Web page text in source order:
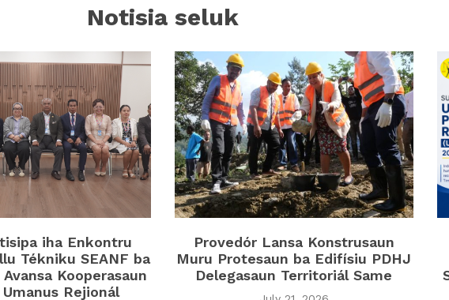
Notisia seluk
iha Enkontru
Tékniku SEANF ba
Kooperasaun
Rejionál
Provedór Lansa Konstrusaun
Muru Protesaun ba Edifísiu PDHJ
Delegasaun Territoriál Same